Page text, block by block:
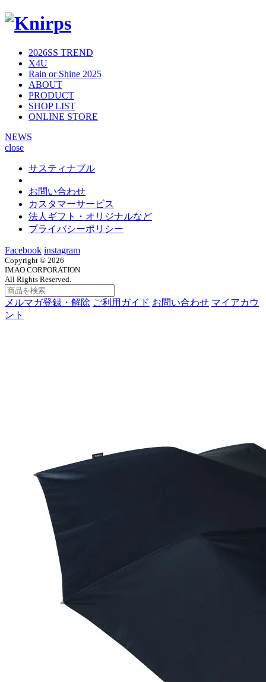
2026SS TREND
X4U
Rain or Shine 2025
ABOUT
PRODUCT
SHOP LIST
ONLINE STORE
NEWS
close
サスティナブル
お問い合わせ
カスタマーサービス
法人ギフト・オリジナルなど
プライバシーポリシー
Facebook instagram
Copyright © 2026
IMAO CORPORATION
All Rights Reserved.
メルマガ登録・解除 ご利用ガイド お問い合わせ マイアカウ
ント